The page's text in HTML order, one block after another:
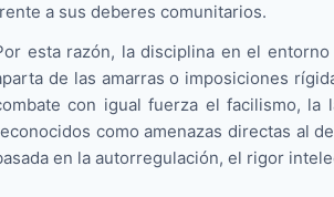
a sus deberes comunitarios.
esta razón, la disciplina en el
de las amarras o imposiciones
con igual fuerza el facilismo, la
como amenazas directas al
en la autorregulación, el rigor